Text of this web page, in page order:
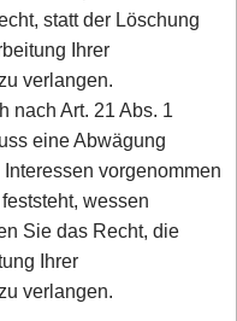
statt der Löschung
Ihrer
verlangen.
nach Art. 21 Abs. 1
eine Abwägung
vorgenommen
wessen
Sie das Recht, die
Ihrer
verlangen.